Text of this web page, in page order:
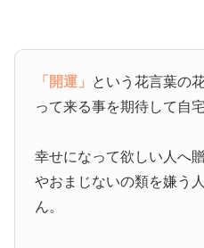
「開運」 という花言葉の
って来る事を期待して自
幸せになって欲しい人へ
やおまじないの類を嫌う
ん。